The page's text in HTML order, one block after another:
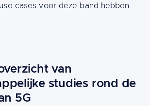
cases voor deze band hebben
van
studies rond de
5G